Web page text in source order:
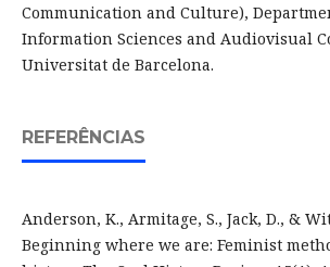
Communication and Culture),
Information Sciences and Audiovisual
Universitat de Barcelona.
REFERÊNCIAS
Anderson, K., Armitage, S., Jack, D., &
Beginning where we are: Feminist